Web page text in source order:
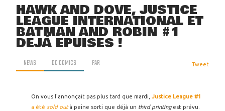
HAWK AND DOVE, JUSTICE
LEAGUE INTERNATIONAL ET
BATMAN AND ROBIN #1
DÉJÀ ÉPUISÉS !
NEWS DC COMICS PAR Tweet
On vous l'annonçait pas plus tard que mardi, Justice League #1
a été sold outà peine sorti que déjà un third printingest prévu.